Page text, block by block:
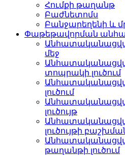
Հումքի թաղանթ
Բաժնետոմս
Բանջարեղենի և
Փաթեթավորման
մեջ
տոպրակի լուծում
լուծում
լուծույթ
լուծույթի
թաղանթի լուծում